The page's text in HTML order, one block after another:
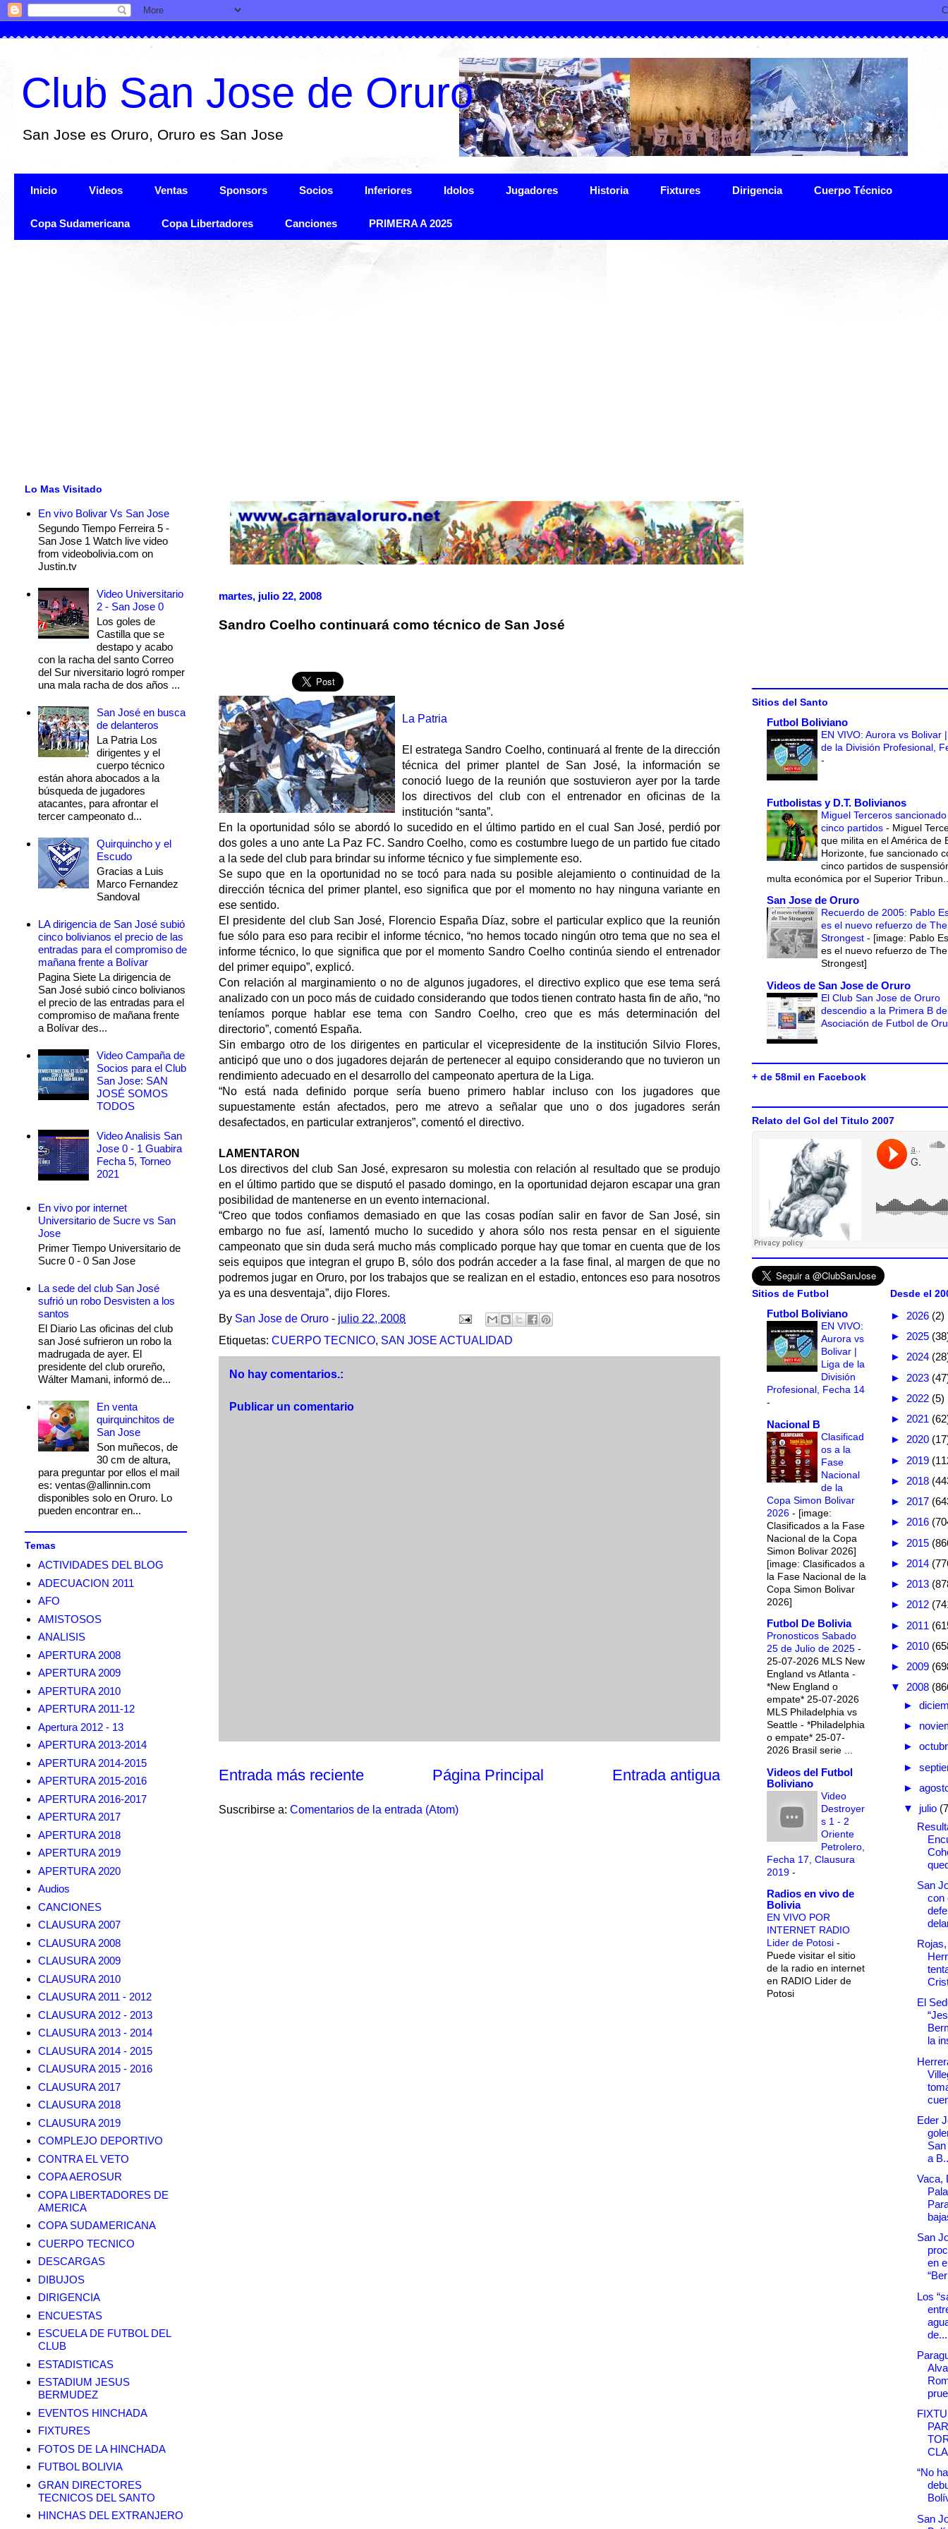
Club San Jose de Oruro
San Jose es Oruro, Oruro es San Jose
Inicio Videos Ventas Sponsors Socios Inferiores Idolos Jugadores Historia Fixtures Dirigencia Cuerpo Técnico
Copa Sudamericana Copa Libertadores Canciones PRIMERA A 2025
martes, julio 22, 2008
Sandro Coelho continuará como técnico de San José
La Patria
El estratega Sandro Coelho, continuará al frente de la dirección
técnica del primer plantel de San José, la información se
conoció luego de la reunión que sostuvieron ayer por la tarde
los directivos del club con el entrenador en oficinas de la
institución “santa”.
En la oportunidad sólo se abordó lo sucedido en el último partido en el cual San José, perdió por
dos goles a uno ante La Paz FC. Sandro Coelho, como es costumbre luego de un partido fue citado
a la sede del club para brindar su informe técnico y fue simplemente eso.
Se supo que en la oportunidad no se tocó para nada su posible alejamiento o continuidad de la
dirección técnica del primer plantel, eso significa que por el momento no hay ninguna variante en
ese sentido.
El presidente del club San José, Florencio España Díaz, sobre el particular explico que la reunión
fue sólo para eso para recibir el informe técnico, “no hemos tocado ningún otro tema que no sea el
informe técnico, lo que significa que por el momento Sandro Coelho continúa siendo el entrenador
del primer equipo”, explicó.
Con relación al marginamiento o no de algunos jugadores, el directivo explico que ese tema será
analizado con un poco más de cuidado considerando que todos tienen contrato hasta fin de año, “no
teníamos porque hablar ese tema con Sandro Coelho, creo que es más determinación del
directorio”, comentó España.
Sin embargo otro de los dirigentes en particular el vicepresidente de la institución Silvio Flores,
anticipó que uno o dos jugadores dejarán de pertenecer al equipo considerando que no tuvieron un
rendimiento adecuado en el desarrollo del campeonato apertura de la Liga.
“No está nada definido porque sería bueno primero hablar incluso con los jugadores que
supuestamente están afectados, pero me atrevo a señalar que uno o dos jugadores serán
desafectados, en particular extranjeros”, comentó el directivo.
LAMENTARON
Los directivos del club San José, expresaron su molestia con relación al resultado que se produjo
en el último partido que se disputó el pasado domingo, en la oportunidad dejaron escapar una gran
posibilidad de mantenerse en un evento internacional.
“Creo que todos confiamos demasiado en que las cosas podían salir en favor de San José, sin
embargo no fue así, lamentó mucho lo sucedido y ahora sólo nos resta pensar en el siguiente
campeonato que sin duda será mucho más complicado porque hay que tomar en cuenta que de los
seis equipos que integran el grupo B, sólo dos podrán acceder a la fase final, al margen de que no
podremos jugar en Oruro, por los trabajos que se realizan en el estadio, entonces eso para nosotros
ya es una desventaja”, dijo Flores.
By San Jose de Oruro - julio 22, 2008
Etiquetas: CUERPO TECNICO, SAN JOSE ACTUALIDAD
No hay comentarios.:
Publicar un comentario
Entrada más reciente Entrada antigua
Página Principal
Suscribirse a: Comentarios de la entrada (Atom)
Lo Mas Visitado
En vivo Bolivar Vs San Jose
Segundo Tiempo Ferreira 5 -
San Jose 1 Watch live video
from videobolivia.com on
Justin.tv
Video Universitario
2 - San Jose 0
Los goles de
Castilla que se
destapo y acabo
con la racha del santo Correo
del Sur niversitario logró romper
una mala racha de dos años ...
San José en busca
de delanteros
La Patria Los
dirigentes y el
cuerpo técnico
están ahora abocados a la
búsqueda de jugadores
atacantes, para afrontar el
tercer campeonato d...
Quirquincho y el
Escudo
Gracias a Luis
Marco Fernandez
Sandoval
LA dirigencia de San José subió
cinco bolivianos el precio de las
entradas para el compromiso de
mañana frente a Bolívar
Pagina Siete La dirigencia de
San José subió cinco bolivianos
el precio de las entradas para el
compromiso de mañana frente
a Bolívar des...
Video Campaña de
Socios para el Club
San Jose: SAN
JOSÉ SOMOS
TODOS
Video Analisis San
Jose 0 - 1 Guabira
Fecha 5, Torneo
2021
En vivo por internet
Universitario de Sucre vs San
Jose
Primer Tiempo Universitario de
Sucre 0 - 0 San Jose
La sede del club San José
sufrió un robo Desvisten a los
santos
El Diario Las oficinas del club
san José sufrieron un robo la
madrugada de ayer. El
presidente del club orureño,
Wálter Mamani, informó de...
En venta
quirquinchitos de
San Jose
Son muñecos, de
30 cm de altura,
para preguntar por ellos el mail
es: ventas@allinnin.com
disponibles solo en Oruro. Lo
pueden encontrar en...
Temas
ACTIVIDADES DEL BLOG
ADECUACION 2011
AFO
AMISTOSOS
ANALISIS
APERTURA 2008
APERTURA 2009
APERTURA 2010
APERTURA 2011-12
Apertura 2012 - 13
APERTURA 2013-2014
APERTURA 2014-2015
APERTURA 2015-2016
APERTURA 2016-2017
APERTURA 2017
APERTURA 2018
APERTURA 2019
APERTURA 2020
Audios
CANCIONES
CLAUSURA 2007
CLAUSURA 2008
CLAUSURA 2009
CLAUSURA 2010
CLAUSURA 2011 - 2012
CLAUSURA 2012 - 2013
CLAUSURA 2013 - 2014
CLAUSURA 2014 - 2015
CLAUSURA 2015 - 2016
CLAUSURA 2017
CLAUSURA 2018
CLAUSURA 2019
COMPLEJO DEPORTIVO
CONTRA EL VETO
COPA AEROSUR
COPA LIBERTADORES DE
AMERICA
COPA SUDAMERICANA
CUERPO TECNICO
DESCARGAS
DIBUJOS
DIRIGENCIA
ENCUESTAS
ESCUELA DE FUTBOL DEL
CLUB
ESTADISTICAS
ESTADIUM JESUS
BERMUDEZ
EVENTOS HINCHADA
FIXTURES
FOTOS DE LA HINCHADA
FUTBOL BOLIVIA
GRAN DIRECTORES
TECNICOS DEL SANTO
HINCHAS DEL EXTRANJERO
Sitios del Santo
Futbol Boliviano
EN VIVO: Aurora vs Bolivar
de la División Profesional,
-
Futbolistas y D.T. Bolivianos
Miguel Terceros
cinco partidos - Miguel
que milita en el América de
Horizonte, fue sancionado
cinco partidos de
multa económica por el Superior
San Jose de Oruro
Recuerdo de 2005: Pablo
es el nuevo refuerzo de The
Strongest - [image: Pablo
es el nuevo refuerzo de The
Strongest]
Videos de San Jose de Oruro
El Club San Jose de Oruro
descendio a la Primera B
Asociación de Futbol de
+ de 58mil en Facebook
Relato del Gol del Titulo 2007
Sitios de Futbol
Futbol Boliviano
EN VIVO:
Aurora vs
Bolivar |
Liga de la
División
Profesional, Fecha 14
-
Nacional B
Clasificad
os a la
Fase
Nacional
de la
Copa Simon Bolivar
2026 - [image:
Clasificados a la Fase
Nacional de la Copa
Simon Bolivar 2026]
[image: Clasificados a
la Fase Nacional de la
Copa Simon Bolivar
2026]
Futbol De Bolivia
Pronosticos Sabado
25 de Julio de 2025 -
25-07-2026 MLS New
England vs Atlanta -
*New England o
empate* 25-07-2026
MLS Philadelphia vs
Seattle - *Philadelphia
o empate* 25-07-
2026 Brasil serie ...
Videos del Futbol
Boliviano
Video
Destroyer
s 1 - 2
Oriente
Petrolero,
Fecha 17, Clausura
2019 -
Radios en vivo de
Bolivia
EN VIVO POR
INTERNET RADIO
Lider de Potosi -
Puede visitar el sitio
de la radio en internet
en RADIO Lider de
Potosi
Desde el
► 2026 (2)
► 2025
► 2024
► 2023
► 2022 (5)
► 2021
► 2020
► 2019
► 2018
► 2017
► 2016
► 2015
► 2014
► 2013
► 2012
► 2011
► 2010
► 2009
▼ 2008
►
►
►
►
►
▼ julio
San
con
El
la
Eder
a
Vaca,
San
en
Los
de...
“No
San